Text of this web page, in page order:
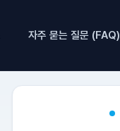
자주 묻는 질문 (FAQ)